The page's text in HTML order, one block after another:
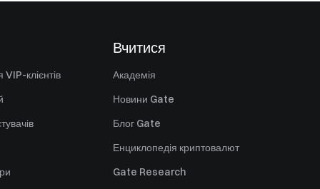
клієнтів
Вчитися
Академія
Новини Gate
Блог Gate
Енциклопедія криптовалют
Gate Research